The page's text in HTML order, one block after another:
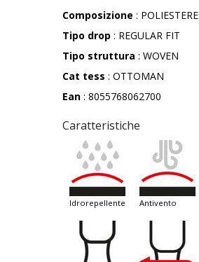
Composizione : POLIESTERE
Tipo drop : REGULAR FIT
Tipo struttura : WOVEN
Cat tess : OTTOMAN
Ean : 8055768062700
Caratteristiche
idrorepellente antivento